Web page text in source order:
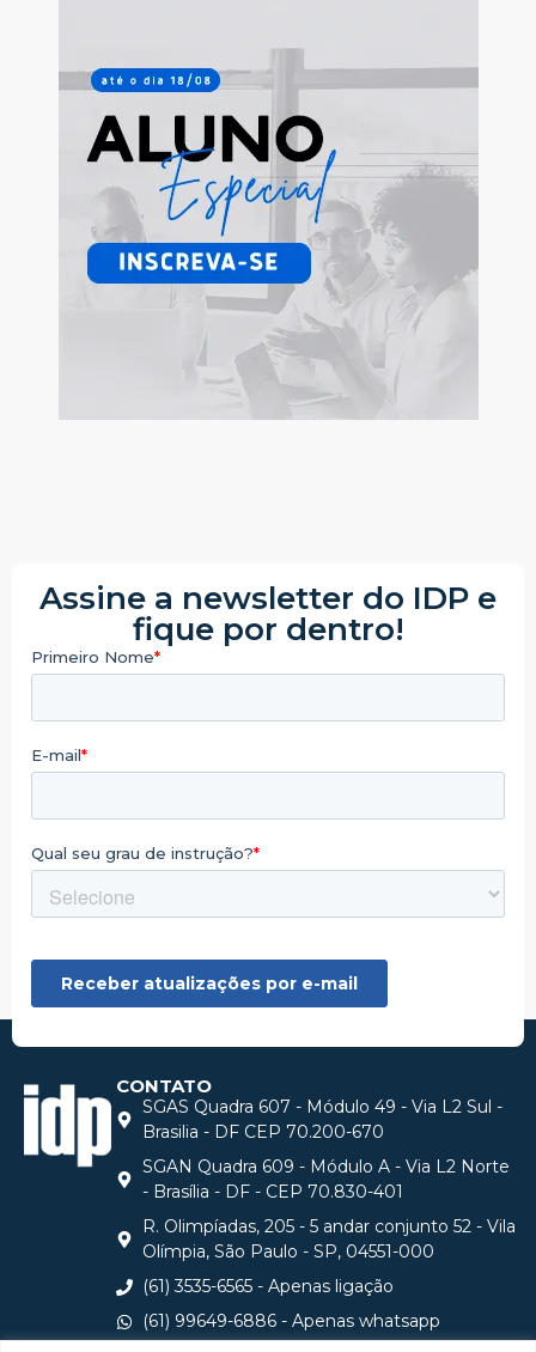
Assine a newsletter do IDP e
fique por dentro!
CONTATO
SGAS Quadra 607 - Módulo 49 - Via L2 Sul -
Brasilia - DF CEP 70.200-670
SGAN Quadra 609 - Módulo A - Via L2 Norte
- Brasília - DF - CEP 70.830-401
R. Olimpíadas, 205 - 5 andar conjunto 52 - Vila
Olímpia, São Paulo - SP, 04551-000
(61) 3535-6565 - Apenas ligação
(61) 99649-6886 - Apenas whatsapp